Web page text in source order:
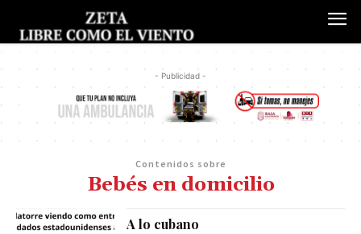
- Publicidad -
Contenidos sobre
Bebés en domicilio
A lo cubano